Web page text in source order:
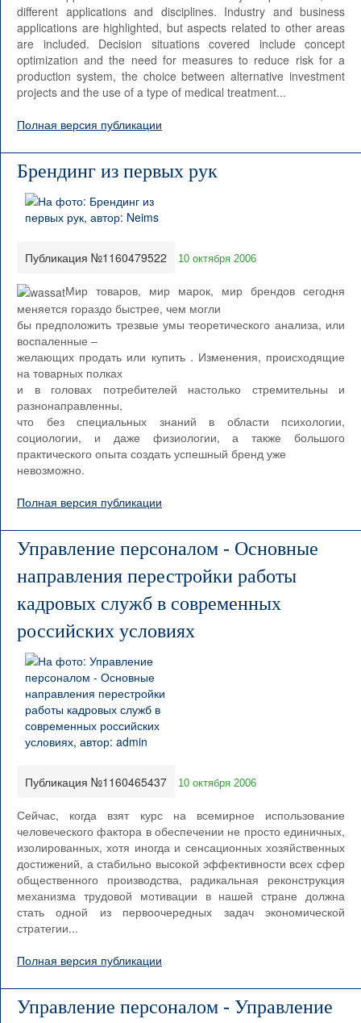
different applications and disciplines. Industry and business
applications are highlighted, but aspects related to other areas
are included. Decision situations covered include concept
optimization and the need for measures to reduce risk for a
production system, the choice between alternative investment
projects and the use of a type of medical treatment...
Полная версия публикации
Брендинг из первых рук
Публикация №1160479522 10 октября 2006
Мир товаров, мир марок, мир брендов сегодня
меняется гораздо быстрее, чем могли
бы предположить трезвые умы теоретического анализа, или
воспаленные –
желающих продать или купить . Изменения, происходящие
на товарных полках
и в головах потребителей настолько стремительны и
разнонаправленны,
что без специальных знаний в области психологии,
социологии, и даже физиологии, а также большого
практического опыта создать успешный бренд уже
невозможно.
Полная версия публикации
Управление персоналом - Основные
направления перестройки работы
кадровых служб в современных
российских условиях
Публикация №1160465437 10 октября 2006
Сейчас, когда взят курс на всемирное использование
человеческого фактора в обеспечении не просто единичных,
изолированных, хотя иногда и сенсационных хозяйственных
достижений, а стабильно высокой эффективности всех сфер
общественного производства, радикальная реконструкция
механизма трудовой мотивации в нашей стране должна
стать одной из первоочередных задач экономической
стратегии...
Полная версия публикации
Управление персоналом - Управление